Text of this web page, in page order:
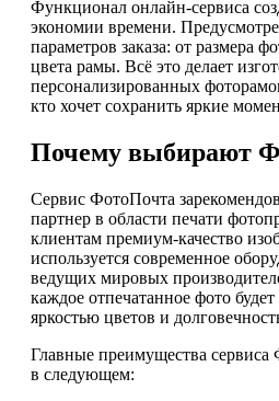
Функционал онлайн-сервиса
экономии времени.
параметров заказа: от размера
цвета рамы. Всё это делает
персонализированных
кто хочет сохранить яркие
Почему выбирают
Сервис ФотоПочта
партнер в области печати
клиентам премиум-качество
используется современное
ведущих мировых
каждое отпечатанное фото будет
яркостью цветов и
Главные преимущества
в следующем: